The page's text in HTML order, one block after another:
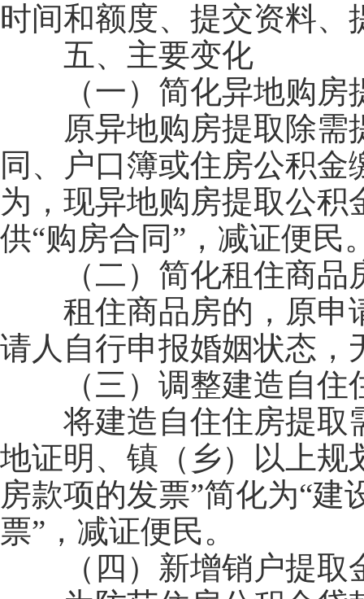
时间和额度、提交资料
五、主要变化
（一）简化异地购房
原异地购房提取除需
同、户口簿或住房公积
为，现异地购房提取公
供“购房合同”，减证便民
（二）简化租住商品
租住商品房的，原申
请人自行申报婚姻状态，
（三）调整建造自住
将建造自住住房提取需
地证明、镇（乡）以上规
房款项的发票”简化为“
票”，减证便民。
（四）新增销户提取